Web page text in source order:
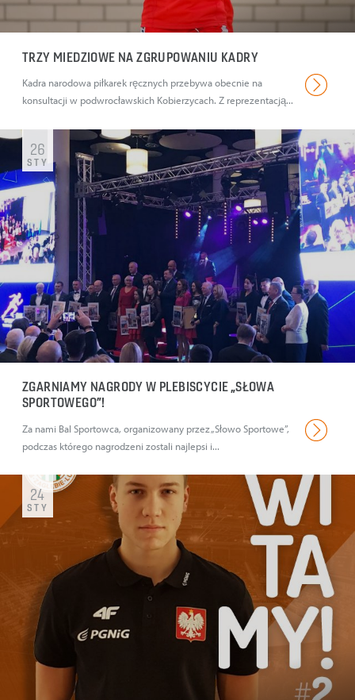
TRZY MIEDZIOWE NA ZGRUPOWANIU KADRY
Kadra narodowa piłkarek ręcznych przebywa obecnie na
konsultacji w podwrocławskich Kobierzycach. Z reprezentacją...
ZGARNIAMY NAGRODY W PLEBISCYCIE „SŁOWA
SPORTOWEGO”!
Za nami Bal Sportowca, organizowany przez „Słowo Sportowe”,
podczas którego nagrodzeni zostali najlepsi i...
26
STY
24
STY